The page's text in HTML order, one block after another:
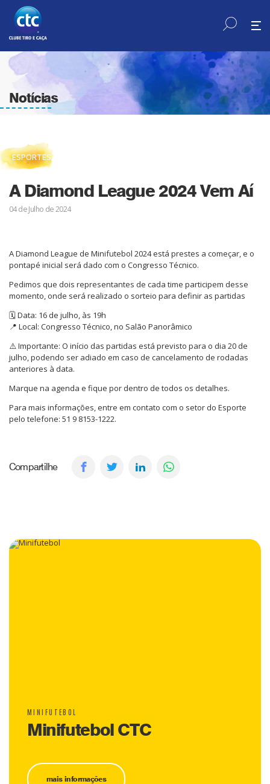
Notícias
ESPORTES
A Diamond League 2024 Vem Aí
04 de Julho de 2024
A Diamond League de Minifutebol 2024 está prestes a começar, e o
pontapé inicial será dado com o Congresso Técnico.
Pedimos que dois representantes de cada time participem desse
momento, onde será realizado o sorteio para definir as partidas
🗓️ Data: 16 de julho, às 19h
📍 Local: Congresso Técnico, no Salão Panorâmico
⚠️ Importante: O início das partidas está previsto para o dia 20 de
julho, podendo ser adiado em caso de cancelamento de rodadas
anteriores à data.
Marque na agenda e fique por dentro de todos os detalhes.
Para mais informações, entre em contato com o setor do Esporte
pelo telefone: 51 9 8153-1222.
Compartilhe
MINIFUTEBOL
Minifutebol CTC
mais informações